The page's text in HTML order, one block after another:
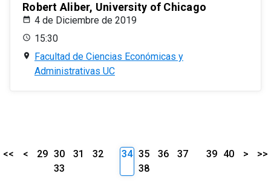
Robert Aliber, University of Chicago
4 de Diciembre de 2019
15:30
Facultad de Ciencias Económicas y
Administrativas UC
<< < 29 30 31
32
33
34 35 36
37
38
39 40 > >>